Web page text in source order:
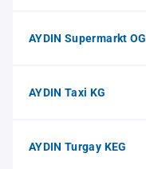
AYDIN Supermarkt OG
AYDIN Taxi KG
AYDIN Turgay KEG